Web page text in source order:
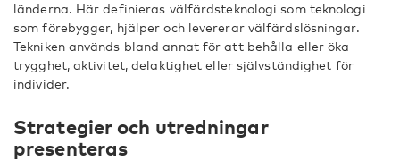
länderna. Här definieras välfärdsteknologi som teknologi
som förebygger, hjälper och levererar välfärdslösningar.
Tekniken används bland annat för att behålla eller öka
trygghet, aktivitet, delaktighet eller självständighet för
individer.
Strategier och utredningar
presenteras